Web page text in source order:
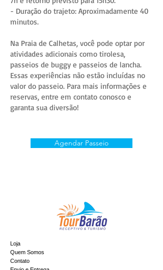
- Duração do trajeto: Aproximadamente 40
minutos.
Na Praia de Calhetas, você pode optar por
atividades adicionais como tirolesa,
passeios de buggy e passeios de lancha.
Essas experiências não estão incluídas no
valor do passeio. Para mais informações e
reservas, entre em contato conosco e
garanta sua diversão!
Agendar Passeio
Loja
Quem Somos
Contato